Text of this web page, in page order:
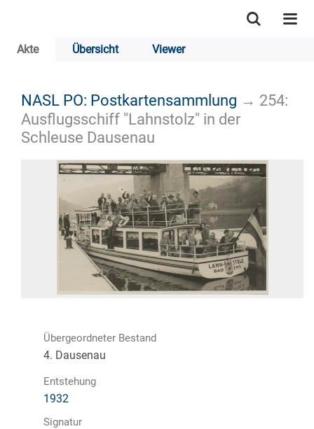
Akte Übersicht Viewer
NASL PO: Postkartensammlung → 254:
Ausflugsschiff "Lahnstolz" in der
Schleuse Dausenau
Übergeordneter Bestand
4. Dausenau
Entstehung
1932
Signatur